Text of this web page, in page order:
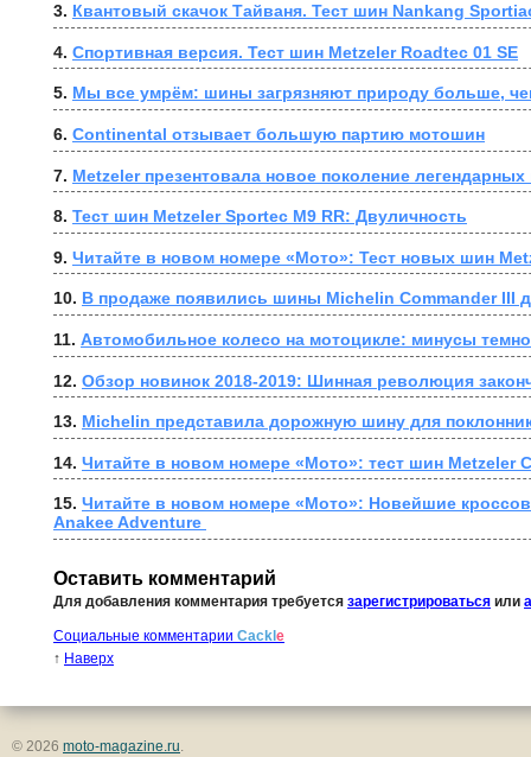
3. Квантовый скачок Тайваня. Тест шин Nankang
4. Спортивная версия. Тест шин Metzeler Roadtec 01 SE
5. Мы все умрём: шины загрязняют природу больше,
6. Continental отзывает большую партию мотошин
7. Metzeler презентовала новое поколение
8. Тест шин Metzeler Sportec M9 RR: Двуличность
9. Читайте в новом номере «Мото»: Тест новых шин
10. В продаже появились шины Michelin Commander III
11. Автомобильное колесо на мотоцикле: минусы
12. Обзор новинок 2018-2019: Шинная революция
13. Michelin представила дорожную шину для
14. Читайте в новом номере «Мото»: тест шин Metzeler
15. Читайте в новом номере «Мото»: Новейшие
Anakee Adventure
Оставить комментарий
Для добавления комментария требуется зарегистрироваться или
Социальные комментарии Cackl e
↑ Наверх
© 2026 moto-magazine.ru.